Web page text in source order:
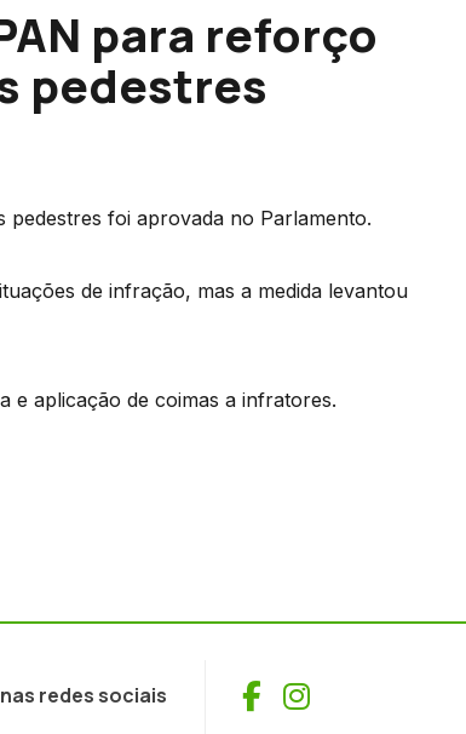
para reforço
pedestres
foi aprovada no Parlamento.
de infração, mas a medida levantou
e aplicação de coimas a infratores.
redes sociais Facebook
Instagram